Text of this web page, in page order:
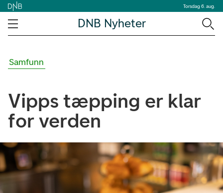
Torsdag 6. aug.
DNB Nyheter
Samfunn
Vipps tæpping er klar
for verden